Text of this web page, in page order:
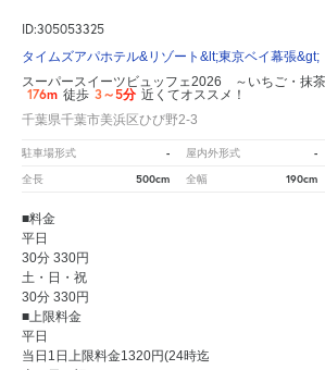
ID:305053325
タイムズアパホテル&リゾート&lt;東京ベイ幕張&gt;
スーパースイーツビュッフェ2026 ～いちご・抹
176m 徒歩 3～5分 近くてオススメ！
千葉県千葉市美浜区ひび野2-3
駐車場形式 - 屋内外形式 -
全長 500cm 全幅 190cm
■料金
平日
30分 330円
土・日・祝
30分 330円
■上限料金
平日
当日1日上限料金1320円(24時迄